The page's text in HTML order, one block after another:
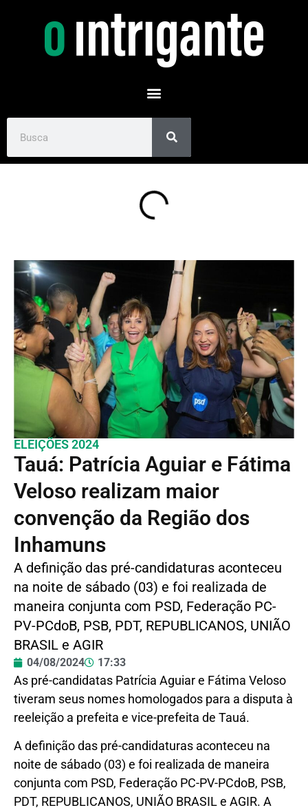
ELEIÇÕES 2024
Tauá: Patrícia Aguiar e Fátima
Veloso realizam maior
convenção da Região dos
Inhamuns
A definição das pré-candidaturas aconteceu
na noite de sábado (03) e foi realizada de
maneira conjunta com PSD, Federação PC-
PV-PCdoB, PSB, PDT, REPUBLICANOS, UNIÃO
BRASIL e AGIR
04/08/2024 17:33
As pré-candidatas Patrícia Aguiar e Fátima Veloso
tiveram seus nomes homologados para a disputa à
reeleição a prefeita e vice-prefeita de Tauá.
A definição das pré-candidaturas aconteceu na
noite de sábado (03) e foi realizada de maneira
conjunta com PSD, Federação PC-PV-PCdoB, PSB,
PDT, REPUBLICANOS, UNIÃO BRASIL e AGIR. A